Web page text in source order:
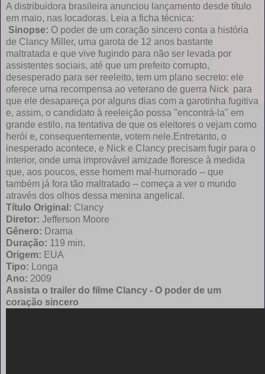
A distribuidora brasileira anunciou lançamento desde título
em maio, nas locadoras. Leia a ficha técnica:
Sinopse: O poder de um coração sincero conta a história
de Clancy Miller, uma garota de 12 anos bastante
maltratada e que vive fugindo para não ser levada por
assistentes sociais, até que um prefeito corrupto,
desesperado para ser reeleito, tem um plano secreto: ele
oferece uma recompensa ao veterano de guerra Nick para
que ele desapareça por alguns dias com a garotinha fugitiva
e, assim, o candidato à reeleição possa "encontrá-la" em
grande estilo, na tentativa de que os eleitores o vejam como
herói e, consequentemente, votem nele.Entretanto, o
inesperado acontece, e Nick e Clancy precisam fugir para o
interior, onde uma improvável amizade floresce à medida
que, aos poucos, esse homem mal-humorado -- que
também já fora tão maltratado -- começa a ver o mundo
através dos olhos dessa menina angelical.
Título Original: Clancy
Diretor: Jefferson Moore
Gênero: Drama
Duração: 119 min.
Origem: EUA
Tipo:
Longa
Ano: 2009
Assista o trailer do filme Clancy - O poder de um
coração sincero